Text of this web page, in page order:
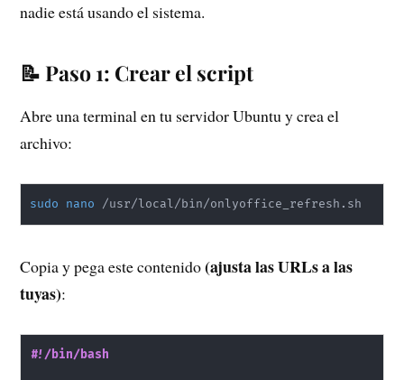
nadie está usando el sistema.
📝 Paso 1: Crear el script
Abre una terminal en tu servidor Ubuntu y crea el
archivo:
sudo nano /usr/local/bin/onlyoffice_refresh.sh
Copia y pega este contenido(ajusta las URLs a las
tuyas):
#!/bin/bash